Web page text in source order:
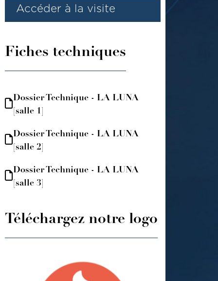
Accéder à la visite
Fiches techniques
Dossier Technique - LA LUNA
[salle 1]
Dossier Technique - LA LUNA
[salle 2]
Dossier Technique - LA LUNA
[salle 3]
Téléchargez notre logo